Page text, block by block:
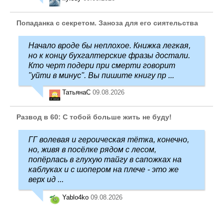
Попаданка с секретом. Заноза для его сиятельства
Начало вроде бы неплохое. Книжка легкая,
но к концу бухгалтерские фразы достали.
Кто черт подери при смерти говорит
"уйти в минус". Вы пишите книгу пр ...
ТатьянаC 09.08.2026
Развод в 60: С тобой больше жить не буду!
ГГ волевая и героическая тётка, конечно,
но, живя в посёлке рядом с лесом,
попёрлась в глухую тайгу в сапожках на
каблуках и с шопером на плече - это же
верх ид ...
Yablo4ko 09.08.2026